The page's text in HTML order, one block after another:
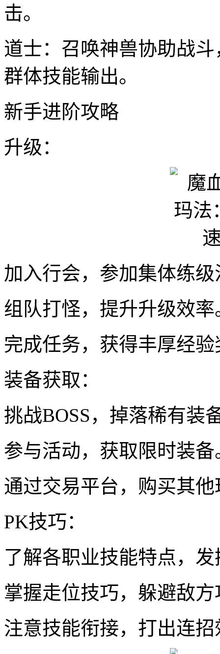
击。
道士：召唤神兽协助战
群体技能输出。
新手进阶攻略
升级：
加入行会，参加集体练级
组队打怪，提升升级效率
完成任务，获得丰厚经验
装备获取：
挑战BOSS，掉落稀有装
参与活动，获取限时装备
通过交易平台，购买其
PK技巧：
了解各职业技能特点，
掌握走位技巧，躲避敌方
注意技能衔接，打出连招